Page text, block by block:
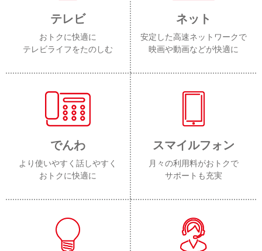
テレビ
おトクに快適に
テレビライフをたのしむ
ネット
安定した高速ネットワークで
映画や動画などが快適に
でんわ
より使いやすく話しやすく
おトクに快適に
スマイルフォン
月々の利用料がおトクで
サポートも充実